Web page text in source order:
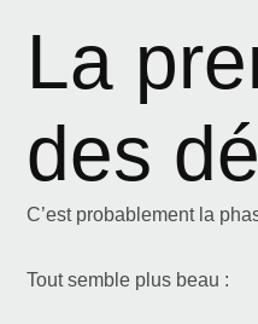
La
des
C’est probablement la
Tout semble plus beau :